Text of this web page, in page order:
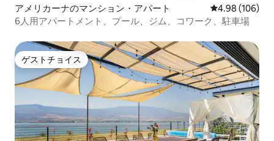
アメリカーナのマンション・アパート レビュー106
4.98 (106)
6人用アパートメント、プール、ジム、コワーク、駐車場
ゲストチョイス
ゲストチョイス